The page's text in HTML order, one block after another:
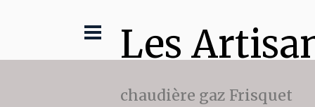
Les
chaudière gaz Frisquet